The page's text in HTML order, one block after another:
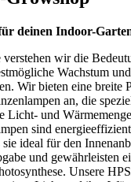
deinen Indoor-
wir die
Wachstum
Wir bieten eine breite
an, die
Licht- und
sind
ideal für den
und gewährleisten
Unsere